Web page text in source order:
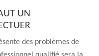
UN
des problèmes de